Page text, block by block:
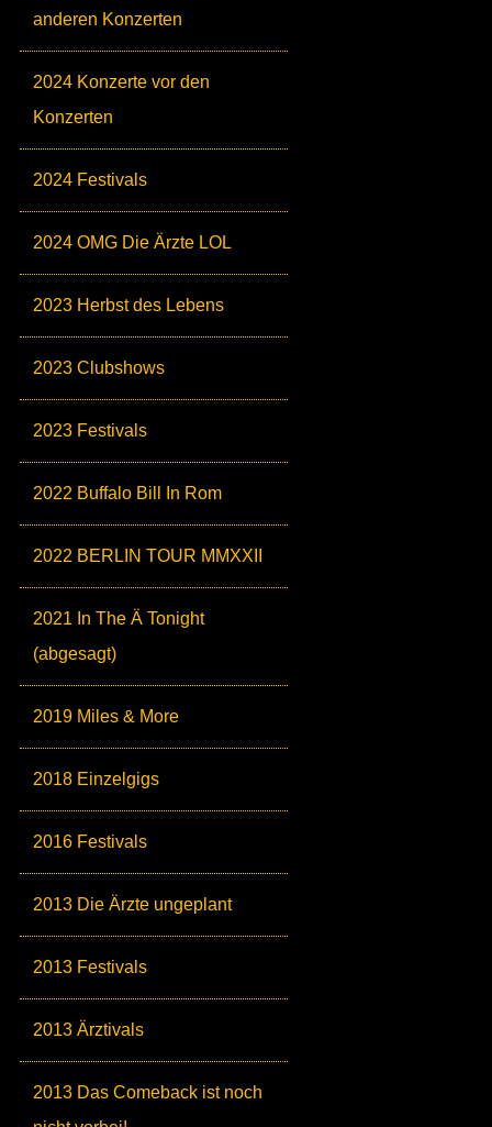
anderen Konzerten
2024 Konzerte vor den
Konzerten
2024 Festivals
2024 OMG Die Ärzte LOL
2023 Herbst des Lebens
2023 Clubshows
2023 Festivals
2022 Buffalo Bill In Rom
2022 BERLIN TOUR MMXXII
2021 In The Ä Tonight
(abgesagt)
2019 Miles & More
2018 Einzelgigs
2016 Festivals
2013 Die Ärzte ungeplant
2013 Festivals
2013 Ärztivals
2013 Das Comeback ist noch